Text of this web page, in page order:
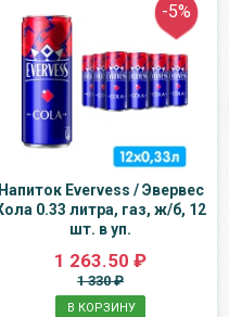
-5%
Напиток Evervess / Эвервес
0.33 литра, газ, ж/б, 12
шт. в уп.
1 263.50 ₽
1 330 ₽
В КОРЗИНУ